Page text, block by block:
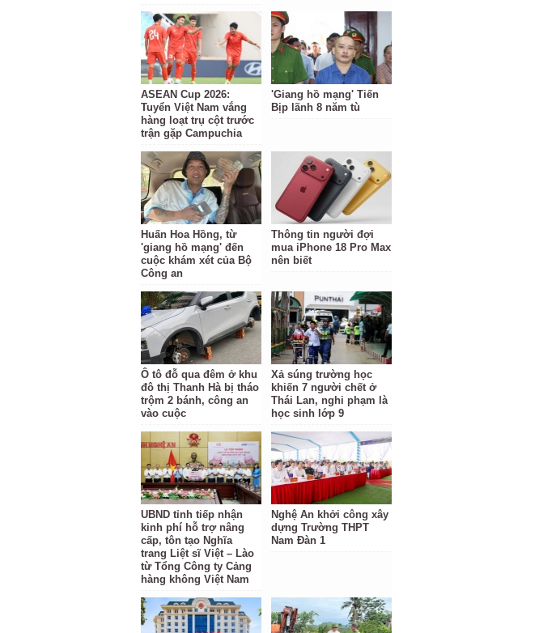
ASEAN Cup 2026:
Tuyển Việt Nam vắng
hàng loạt trụ cột trước
trận gặp Campuchia
'Giang hồ mạng' Tiến
Bịp lãnh 8 năm tù
Huấn Hoa Hồng, từ
'giang hồ mạng' đến
cuộc khám xét của Bộ
Công an
Thông tin người đợi
mua iPhone 18 Pro Max
nên biết
Ô tô đỗ qua đêm ở khu
đô thị Thanh Hà bị tháo
trộm 2 bánh, công an
vào cuộc
Xả súng trường học
khiến 7 người chết ở
Thái Lan, nghi phạm là
học sinh lớp 9
UBND tỉnh tiếp nhận
kinh phí hỗ trợ nâng
cấp, tôn tạo Nghĩa
trang Liệt sĩ Việt – Lào
từ Tổng Công ty Cảng
hàng không Việt Nam
Nghệ An khởi công xây
dựng Trường THPT
Nam Đàn 1